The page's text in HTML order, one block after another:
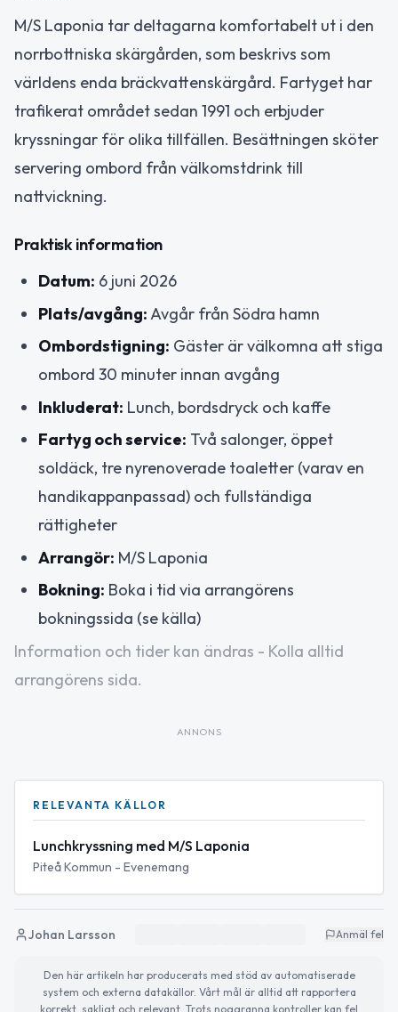
M/S Laponia tar deltagarna komfortabelt ut i den
norrbottniska skärgården, som beskrivs som
världens enda bräckvattenskärgård. Fartyget har
trafikerat området sedan 1991 och erbjuder
kryssningar för olika tillfällen. Besättningen sköter
servering ombord från välkomstdrink till
nattvickning.
Praktisk information
Datum: 6 juni 2026
Plats/avgång:Avgår från Södra hamn
Ombordstigning: Gäster är välkomna att stiga
ombord 30 minuter innan avgång
Inkluderat: Lunch, bordsdryck och kaffe
Fartyg och service: Två salonger, öppet
soldäck, tre nyrenoverade toaletter (varav en
handikappanpassad) och fullständiga
rättigheter
Arrangör: M/S Laponia
Bokning: Boka i tid via arrangörens
bokningssida (se källa)
Information och tider kan ändras - Kolla alltid
arrangörens sida.
ANNONS
RELEVANTA KÄLLOR
Lunchkryssning med M/S Laponia
Piteå Kommun - Evenemang
Johan Larsson Anmäl fel
Den här artikeln har producerats med stöd av automatiserade
system och externa datakällor. Vårt mål är alltid att rapportera
korrekt, sakligt och relevant. Trots noggranna kontroller kan fel